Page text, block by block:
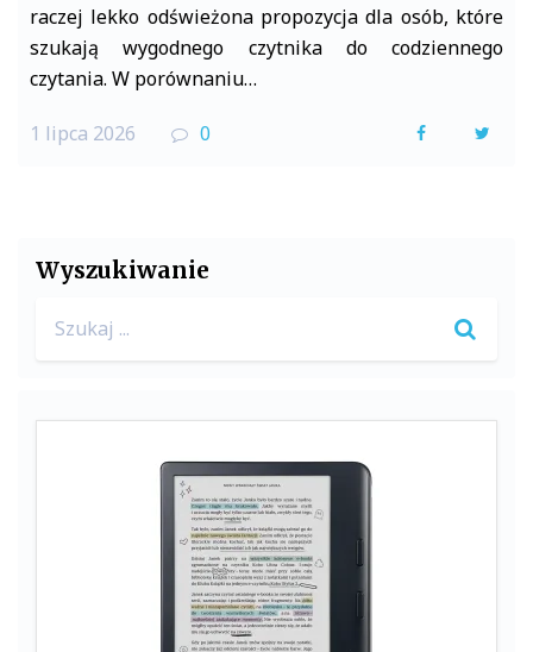
raczej lekko odświeżona propozycja dla osób, które
szukają wygodnego czytnika do codziennego
czytania. W porównaniu…
1 lipca 2026 0
F
k
Wyszukiwanie
for: